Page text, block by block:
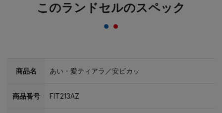
このランドセルのスペック
商品名 あい・愛ティアラ／安ピカッ
商品番号 FIT213AZ